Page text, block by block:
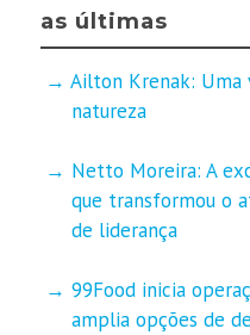
as últimas
Ailton Krenak: Uma
natureza
Netto Moreira: A
que transformou o
de liderança
99Food inicia
amplia opções de